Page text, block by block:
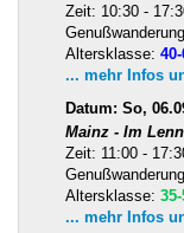
Zeit: 10:30 -
Altersklasse:
... mehr Infos
Datum: So,
Mainz - Im
Zeit: 11:00 -
Altersklasse:
... mehr Infos